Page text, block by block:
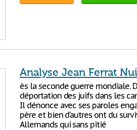
Analyse Jean Ferrat
ès la seconde guerre mondiale.
déportation des juifs dans les
Il dénonce avec ses paroles
père et bien d’autres ont du
Allemands qui sans pitié